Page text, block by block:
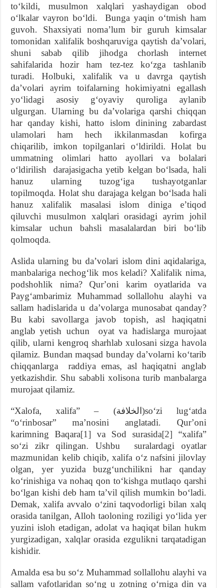
toʻkildi, musulmon xalqlari yashaydigan obod
oʻlkalar vayron boʻldi. Bunga yaqin oʻtmish ham
guvoh. Shaxsiyati nomaʼlum bir guruh kimsalar
tomonidan xalifalik boshqaruviga qaytish daʼvolari,
shuni sabab qilib jihodga chorlash internet
sahifalarida hozir ham tez-tez koʻzga tashlanib
turadi. Holbuki, xalifalik va u davrga qaytish
daʼvolari ayrim toifalarning hokimiyatni egallash
yoʻlidagi asosiy gʻoyaviy quroliga aylanib
ulgurgan. Ularning bu daʼvolariga qarshi chiqqan
har qanday kishi, hatto islom dinining zabardast
ulamolari ham hech ikkilanmasdan kofirga
chiqarilib, imkon topilganlari oʻldirildi. Holat bu
ummatning olimlari hatto ayollari va bolalari
oʻldirilish darajasigacha yetib kelgan boʻlsada, hali
hanuz ularning tuzogʻiga tushayotganlar
topilmoqda. Holat shu darajaga kelgan boʻlsada hali
hanuz xalifalik masalasi islom diniga eʼtiqod
qiluvchi musulmon xalqlari orasidagi ayrim johil
kimsalar uchun bahsli masalalardan biri boʻlib
qolmoqda.
Aslida ularning bu daʼvolari islom dini aqidalariga,
manbalariga nechogʻlik mos keladi? Xalifalik nima,
podshohlik nima? Qurʼoni karim oyatlarida va
Paygʻambarimiz Muhammad sollallohu alayhi va
sallam hadislarida u daʼvolarga munosabat qanday?
Bu kabi savollarga javob topish, asl haqiqatni
anglab yetish uchun oyat va hadislarga murojaat
qilib, ularni kengroq sharhlab xulosani sizga havola
qilamiz. Bundan maqsad bunday daʼvolarni koʻtarib
chiqqanlarga raddiya emas, asl haqiqatni anglab
yetkazishdir. Shu sababli xolisona turib manbalarga
murojaat qilamiz.
“Xalofa, xalifa” – (الخلافة)soʻzi lugʻatda
“oʻrinbosar” maʼnosini anglatadi. Qurʼoni
karimning Baqara[1] va Sod surasida[2] “xalifa”
soʻzi zikr qilingan. Ushbu suralardagi oyatlar
mazmunidan kelib chiqib, xalifa oʻz nafsini jilovlay
olgan, yer yuzida buzgʻunchilikni har qanday
koʻrinishiga va nohaq qon toʻkishga mutlaqo qarshi
boʻlgan kishi deb ham taʼvil qilish mumkin boʻladi.
Demak, xalifa avvalo oʻzini taqvodorligi bilan xalq
orasida tanilgan, Alloh taoloning roziligi yoʻlida yer
yuzini isloh etadigan, adolat va haqiqat bilan hukm
yurgizadigan, xalqlar orasida ezgulikni tarqatadigan
kishidir.
Amalda esa bu soʻz Muhammad sollallohu alayhi va
sallam vafotlaridan soʻng u zotning oʻrniga din va